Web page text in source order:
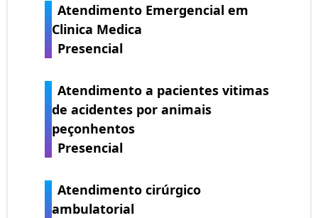
Atendimento Emergencial em
Clinica Medica
Presencial
Atendimento a pacientes vitimas
de acidentes por animais
peçonhentos
Presencial
Atendimento cirúrgico
ambulatorial